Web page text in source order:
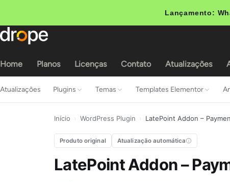
Lançamento:
Home Planos Licenças Contato Atualizações
Atualizações Plugins Temas Templates Elementor
Início WordPress Plugin LatePoint Addon –
Produto original Atualização automática
LatePoint Addon –